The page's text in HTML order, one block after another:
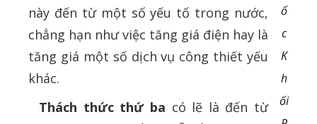
ố
c
K
h
ối
này đến từ một số yếu tố trong nước,
chẳng hạn như việc tăng giá điện hay là
tăng giá một số dịch vụ công thiết yếu
khác.
Thách thức thứ ba có lẽ là đến từ